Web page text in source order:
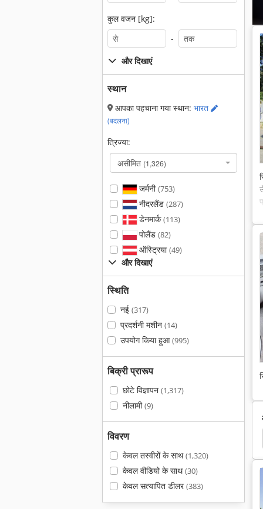
कुल वजन [kg]:
-
और दिखाएं
स्थान
आपका पहचाना गया स्थान: भारत
(बदलना)
त्रिज्या:
असीमित (1,326)
जर्मनी(753)
नीदरलैंड (287)
डेनमार्क(113)
पोलैंड (82)
ऑस्ट्रिया(49)
और दिखाएं
स्थिति
नई (317)
प्रदर्शनी मशीन (14)
उपयोग किया हुआ(995)
बिक्री प्रारूप
छोटे विज्ञापन (1,317)
नीलामी(9)
विवरण
केवल तस्वीरों के साथ(1,320)
केवल वीडियो के साथ(30)
केवल सत्यापित डीलर(383)